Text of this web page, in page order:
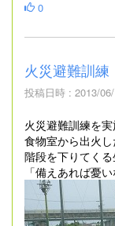
0
火災避難訓練
投稿日時 : 2013/
火災避難訓練を実
食物室から出火
階段を下りてくる
「備えあれば憂